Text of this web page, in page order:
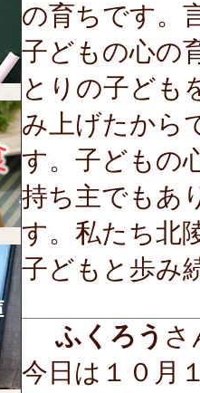
の育ちです。
子どもの心の
とりの子ども
み上げたから
す。子どもの
持ち主でもあ
す。私たち北
子どもと歩み
ふくろう さ
今日は１０月